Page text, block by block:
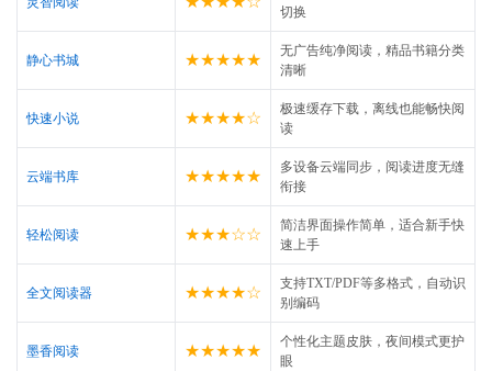
切换
静心书城 ★★★★★
无广告纯净阅读，精品书籍分类
清晰
快速小说 ★★★★☆
极速缓存下载，离线也能畅快阅
读
云端书库 ★★★★★
多设备云端同步，阅读进度无缝
衔接
轻松阅读 ★★★☆☆
简洁界面操作简单，适合新手快
速上手
全文阅读器 ★★★★☆
支持TXT/PDF等多格式，自动识
别编码
墨香阅读 ★★★★★
个性化主题皮肤，夜间模式更护
眼